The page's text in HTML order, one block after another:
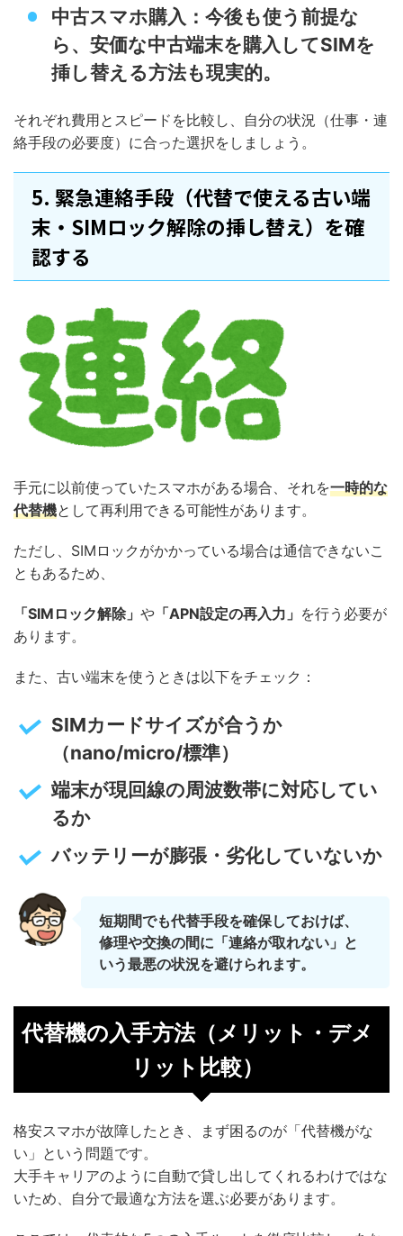
中古スマホ購入：今後も使う前提な
ら、安価な中古端末を購入してSIMを
挿し替える方法も現実的。
それぞれ費用とスピードを比較し、自分の状況（仕事・連
絡手段の必要度）に合った選択をしましょう。
5. 緊急連絡手段（代替で使える古い端
末・SIMロック解除の挿し替え）を確
認する
手元に以前使っていたスマホがある場合、それを一時的な
代替機として再利用できる可能性があります。
ただし、SIMロックがかかっている場合は通信できないこ
ともあるため、
「SIMロック解除」 や 「APN設定の再入力」 を行う必要が
あります。
また、古い端末を使うときは以下をチェック：
SIMカードサイズが合うか
（nano/micro/標準）
端末が現回線の周波数帯に対応してい
るか
バッテリーが膨張・劣化していないか
短期間でも代替手段を確保しておけば、
修理や交換の間に「連絡が取れない」と
いう最悪の状況を避けられます。
代替機の入手方法（メリット・デメ
リット比較）
格安スマホが故障したとき、まず困るのが「代替機がな
い」という問題です。
大手キャリアのように自動で貸し出してくれるわけではな
いため、自分で最適な方法を選ぶ必要があります。